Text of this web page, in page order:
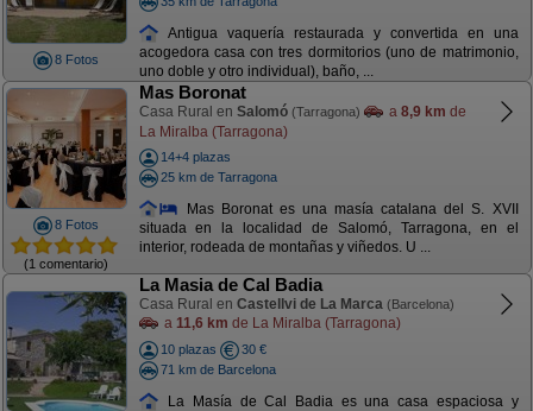
8 Fotos
Antigua vaquería restaurada y convertida en una
acogedora casa con tres dormitorios (uno de matrimonio,
uno doble y otro individual), baño, ...
8 Fotos
(1 comentario)
Mas Boronat
Casa Rural en Salomó (Tarragona) a 8,9 km de
La Miralba (Tarragona)
14+4 plazas
25 km de Tarragona
Mas Boronat es una masía catalana del S. XVII
situada en la localidad de Salomó, Tarragona, en el
interior, rodeada de montañas y viñedos. U ...
La Masia de Cal Badia
Casa Rural en Castellvi de La Marca (Barcelona)
a 11,6 km de La Miralba (Tarragona)
10 plazas
30 €
71 km de Barcelona
La Masía de Cal Badia es una casa espaciosa y